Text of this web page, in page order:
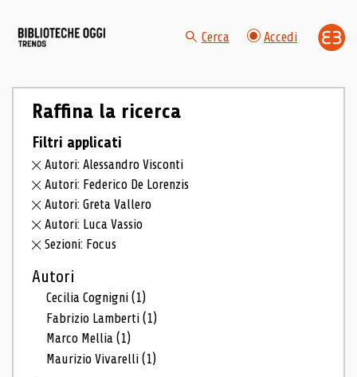
Cerca Accedi
Raffina la ricerca
Filtri applicati
Autori: Alessandro Visconti
Autori: Federico De Lorenzis
Autori: Greta Vallero
Autori: Luca Vassio
Sezioni: Focus
Autori
Cecilia Cognigni(1)
Fabrizio Lamberti(1)
Marco Mellia(1)
Maurizio Vivarelli(1)